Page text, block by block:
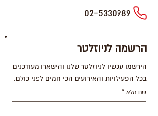
02-5330989
הרשמה לניוזלטר
הירשמו עכשיו לניוזלטר שלנו והישארו מעודכנים
בכל הפעילויות והאירועים הכי חמים לפני כולם.
שם מלא *